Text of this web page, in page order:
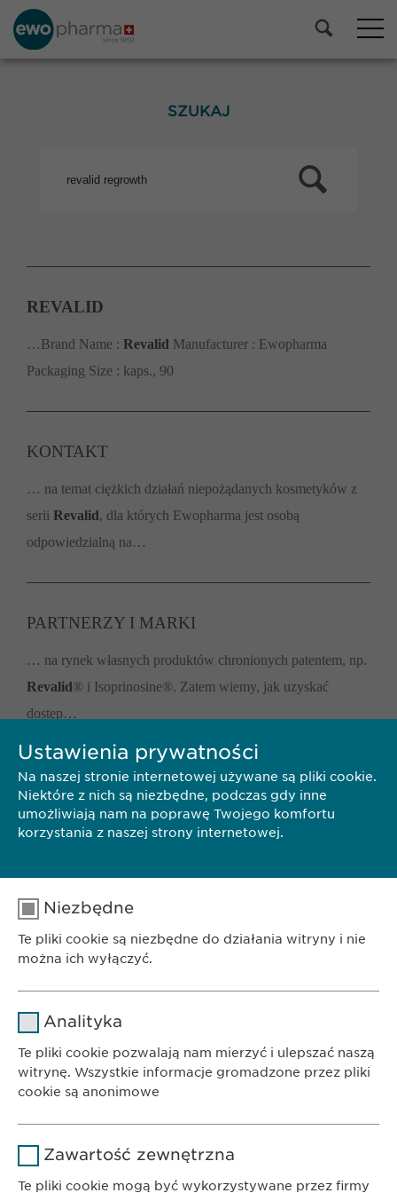
SZUKAJ
REVALID
…Brand Name : Revalid Manufacturer : Ewopharma
Packaging Size : kaps., 90
KONTAKT
… na temat ciężkich działań niepożądanych kosmetyków z
serii Revalid, dla których Ewopharma jest osobą
odpowiedzialną na…
PARTNERZY I MARKI
… na rynek własnych produktów chronionych patentem, np.
Revalid® i Isoprinosine®. Zatem wiemy, jak uzyskać
dostęp…
O EWOPHARMA
… na rynek produkty chronione patentem. Nasza marka
NASZA STRATEGIA
ul. Leszno 14
01-192 Warszawa
Ustawienia prywatności
Na naszej stronie internetowej używane są pliki cookie.
Niektóre z nich są niezbędne, podczas gdy inne
umożliwiają nam na poprawę Twojego komfortu
korzystania z naszej strony internetowej.
Niezbędne
Te pliki cookie są niezbędne do działania witryny i nie
można ich wyłączyć.
Czas
trwania
1 rok
Powód
na pliki cookie.
Analityka
Te pliki cookie pozwalają nam mierzyć i ulepszać naszą
witrynę. Wszystkie informacje gromadzone przez pliki
cookie są anonimowe
Zawartość zewnętrzna
Te pliki cookie mogą być wykorzystywane przez firmy